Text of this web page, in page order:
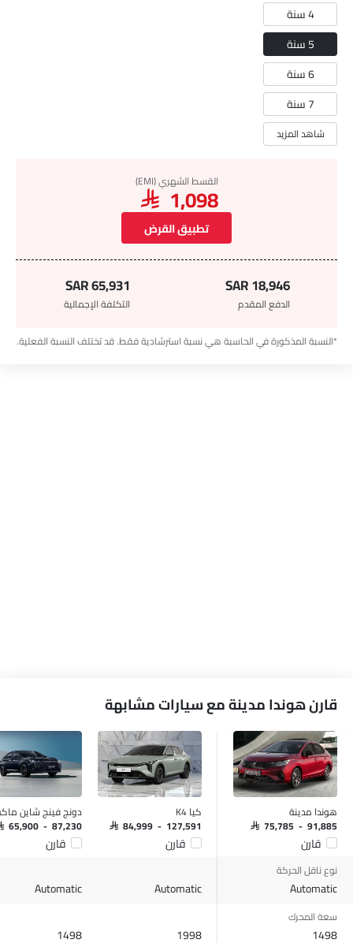
4 سنة
5 سنة
6 سنة
7 سنة
شاهد المزيد
القسط الشهري (EMI)
SAR 1,098
تطبيق القرض
SAR 18,946
الدفع المقدم
SAR 65,931
التكلفة الإجمالية
*النسبة المذكورة في الحاسبة هي نسبة استرشادية فقط. قد تختلف النسبة الفعلية.
قارن هوندا مدينة مع سيارات مشابهة
هوندا مدينة
SAR 75,785 - 91,885
قارن
كيا K4
SAR 84,999 - 127,591
قارن
دونج فينج شاين
65,900 - 87,230
قارن
نوع ناقل الحركة
Automatic
Automatic
Automatic
سعة المحرك
1498
1998
1498